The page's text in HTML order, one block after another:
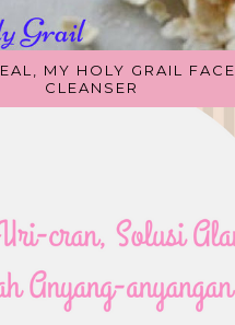
MY HOLY GRAIL FACE
CLEANSER